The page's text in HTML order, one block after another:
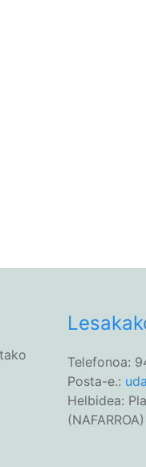
Telefonoa:
Posta-e.:
Helbidea:
(NAFARROA)